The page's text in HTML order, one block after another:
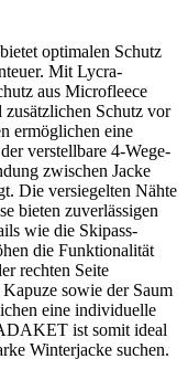
optimalen Schutz
Mit Lycra-
aus Microfleece
Schutz vor
ermöglichen eine
verstellbare 4-Wege-
zwischen Jacke
Die versiegelten Nähte
bieten zuverlässigen
wie die Skipass-
die Funktionalität
rechten Seite
sowie der Saum
eine individuelle
ist somit ideal
Winterjacke suchen.